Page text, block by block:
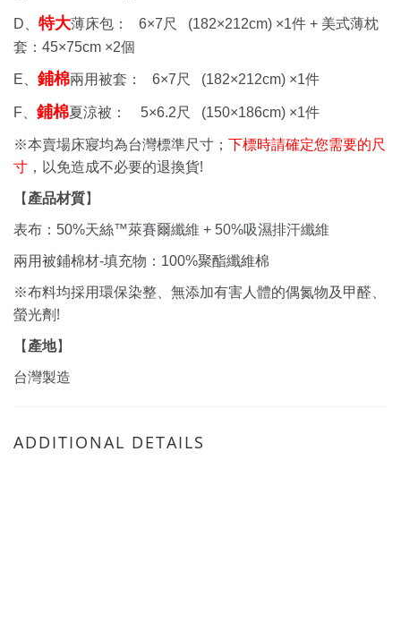
D、 特大薄床包： 6×7尺 (182×212cm) ×1件 + 美式薄枕
套： 45×75cm ×2個
E、 鋪棉兩用被套： 6×7尺 (182×212cm) ×1件
F、 鋪棉夏涼被： 5×6.2尺 (150×186cm) ×1件
※本賣場床寢均為台灣標準尺寸； 下標時請確定您需要的尺
寸 ，以免造成不必要的退換貨!
【 產品材質】
表布：50%天絲™萊賽爾纖維 + 50%吸濕排汗纖維
兩用被鋪棉材-填充物：100%聚酯纖維棉
※布料均採用環保染整、無添加有害人體的偶氮物及甲醛、
螢光劑 !
【 產地】
台灣製造
ADDITIONAL DETAILS